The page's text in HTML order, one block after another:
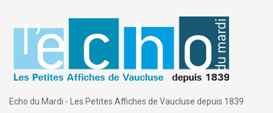
Echo du Mardi - Les Petites Affiches de Vaucluse depuis 1839